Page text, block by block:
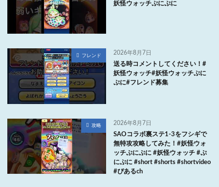
妖怪ウォッチぷにぷに
フレンド 2026年8月7日
送る時コメントしてください！#
妖怪ウォッチ#妖怪ウォッチぷに
ぷに#フレンド募集
攻略 2026年8月7日
SAOコラボ裏ステ1-3をフシギで
無特攻攻略してみた！#妖怪ウォ
ッチぷにぷに #妖怪ウォッチ #ぷ
にぷに #short #shorts #shortvideo
#ぴあるch